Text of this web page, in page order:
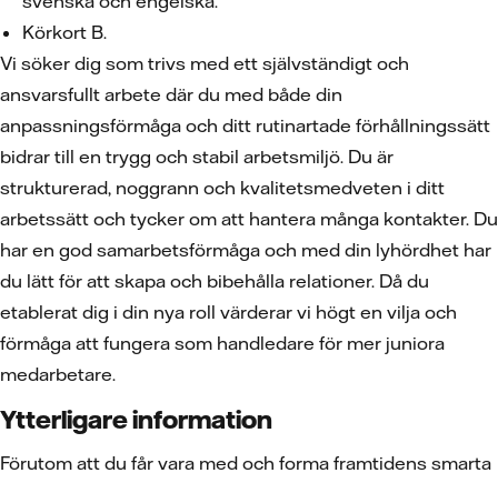
Körkort B.
Vi söker dig som trivs med ett självständigt och
ansvarsfullt arbete där du med både din
anpassningsförmåga och ditt rutinartade förhållningssätt
bidrar till en trygg och stabil arbetsmiljö. Du är
strukturerad, noggrann och kvalitetsmedveten i ditt
arbetssätt och tycker om att hantera många kontakter. Du
har en god samarbetsförmåga och med din lyhördhet har
du lätt för att skapa och bibehålla relationer. Då du
etablerat dig i din nya roll värderar vi högt en vilja och
förmåga att fungera som handledare för mer juniora
medarbetare.
Ytterligare information
Förutom att du får vara med och forma framtidens smarta